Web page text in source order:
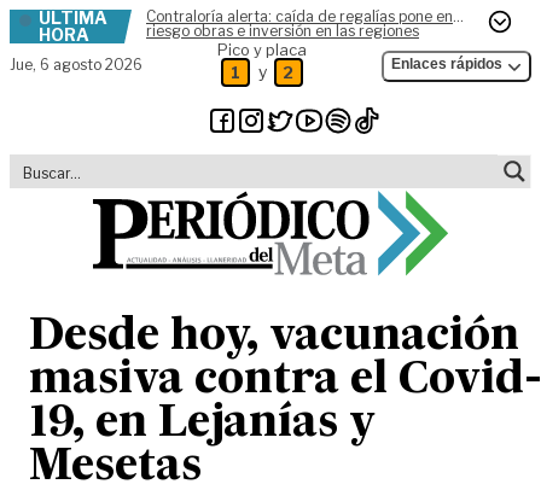
Skip to content
ÚLTIMA
HORA
Contraloría alerta: caída de regalías pone en
riesgo obras e inversión en las regiones
Jue, 6 agosto 2026
Pico y placa
1 y 2 Enlaces rápidos
Desde hoy, vacunación
masiva contra el Covid-
19, en Lejanías y
Mesetas